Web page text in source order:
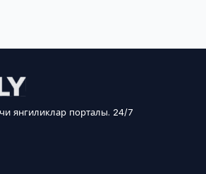
янгиликлар порталы. 24/7